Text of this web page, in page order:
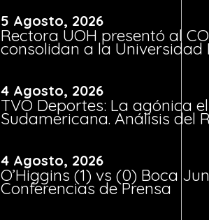
5 Agosto, 2026
Rectora UOH presentó al
consolidan a la Universidad
4 Agosto, 2026
TVO Deportes: La agónica
Sudamericana. Análisis del
4 Agosto, 2026
O’Higgins (1) vs (0) Boca
Conferencias de Prensa